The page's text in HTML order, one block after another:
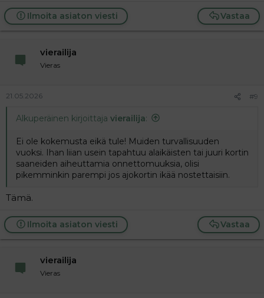
Vastaa
Ilmoita asiaton viesti
vierailija
Vieras
21.05.2026 #9
Alkuperäinen kirjoittaja vierailija:
Ei ole kokemusta eikä tule! Muiden turvallisuuden
vuoksi. Ihan liian usein tapahtuu alaikäisten tai juuri kortin
saaneiden aiheuttamia onnettomuuksia, olisi
pikemminkin parempi jos ajokortin ikää nostettaisiin.
Tämä.
Vastaa
Ilmoita asiaton viesti
vierailija
Vieras